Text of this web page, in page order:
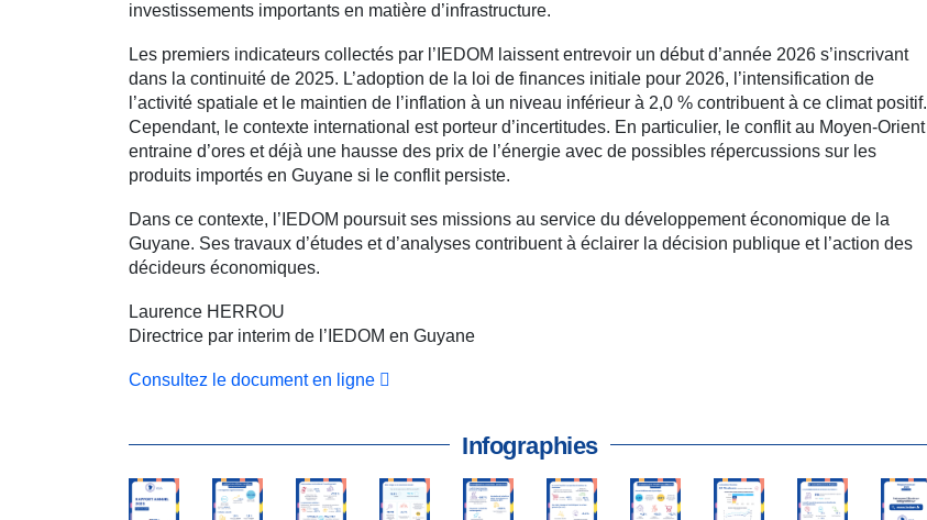
investissements importants en matière d’infrastructure.
Les premiers indicateurs collectés par l’IEDOM laissent entrevoir un début d’année 2026 s’inscrivant
dans la continuité de 2025. L’adoption de la loi de finances initiale pour 2026, l’intensification de
l’activité spatiale et le maintien de l’inflation à un niveau inférieur à 2,0 % contribuent à ce climat positif.
Cependant, le contexte international est porteur d’incertitudes. En particulier, le conflit au Moyen-Orient
entraine d’ores et déjà une hausse des prix de l’énergie avec de possibles répercussions sur les
produits importés en Guyane si le conflit persiste.
Dans ce contexte, l’IEDOM poursuit ses missions au service du développement économique de la
Guyane. Ses travaux d’études et d’analyses contribuent à éclairer la décision publique et l’action des
décideurs économiques.
Laurence HERROU
Directrice par interim de l’IEDOM en Guyane
Consultez le document en ligne
Infographies